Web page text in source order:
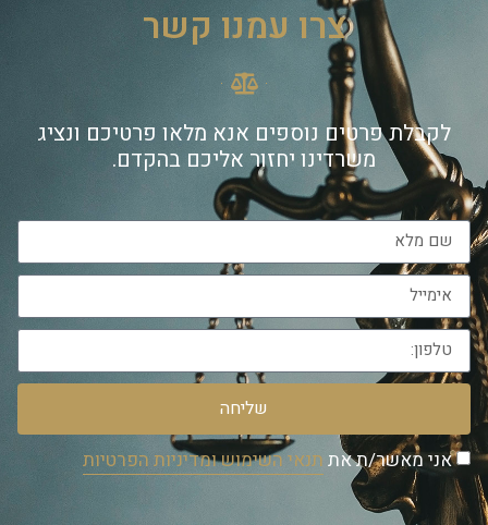
צרו עמנו קשר
לקבלת פרטים נוספים אנא מלאו פרטיכם ונציג
משרדינו יחזור אליכם בהקדם.
אני מאשר/ת את תנאי השימוש ומדיניות הפרטיות
שליחה